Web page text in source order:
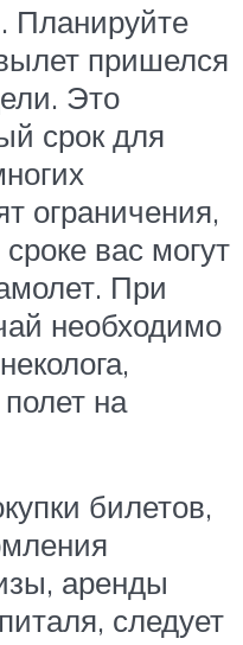
Планируйте
пришелся
Это
срок для
ограничения,
вас могут
При
необходимо
на
билетов,
аренды
следует